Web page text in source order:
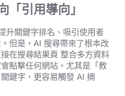
「引用導向」
升關鍵字排名、吸引使用者
但是，AI 搜尋帶來了根本改
在搜尋結果頁 整合多方資料
點擊任何網站，尤其是「教
鍵字，更容易觸發 AI 摘